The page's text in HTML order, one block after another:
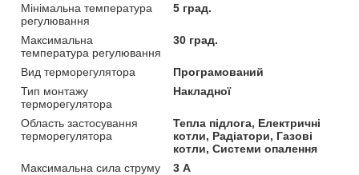
Мінімальна температура
регулювання
5 град.
Максимальна
температура регулювання
30 град.
Вид терморегулятора
Програмований
Тип монтажу
терморегулятора
Накладної
Область застосування
терморегулятора
Тепла підлога, Електричні
котли, Радіатори, Газові
котли, Системи опалення
Максимальна сила струму
3 А